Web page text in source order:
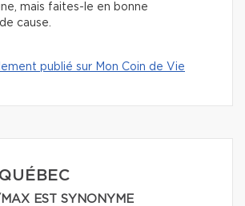
mais faites-le en bonne
cause.
publié sur Mon Coin de Vie
EST SYNONYME